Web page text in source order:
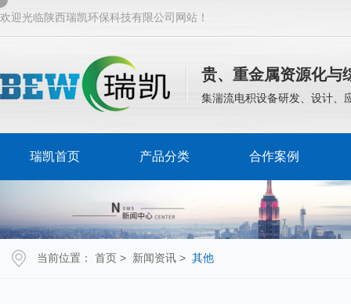
欢迎光临陕西瑞凯环保科技有限公司网站！
贵、重金属资源化与
集湍流电积设备研发、设计、
瑞凯首页 产品分类 合作案例
当前位置： 首页 > 新闻资讯 > 其他